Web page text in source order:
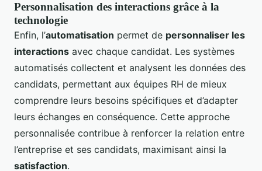
Personnalisation des interactions grâce à la
technologie
Enfin, l’automatisation permet de personnaliser les
interactions avec chaque candidat. Les systèmes
automatisés collectent et analysent les données des
candidats, permettant aux équipes RH de mieux
comprendre leurs besoins spécifiques et d’adapter
leurs échanges en conséquence. Cette approche
personnalisée contribue à renforcer la relation entre
l’entreprise et ses candidats, maximisant ainsi la
satisfaction.